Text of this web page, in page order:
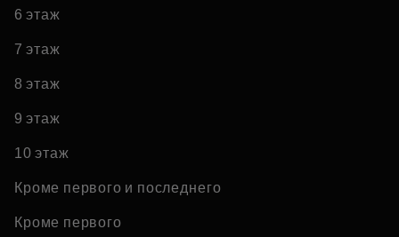
6 этаж
7 этаж
8 этаж
9 этаж
10 этаж
Кроме первого и последнего
Кроме первого